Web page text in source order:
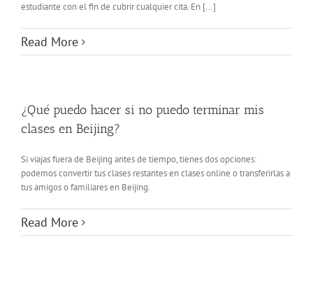
estudiante con el fin de cubrir cualquier cita. En [...]
Read More
¿Qué puedo hacer si no puedo terminar mis
clases en Beijing?
Si viajas fuera de Beijing antes de tiempo, tienes dos opciones:
podemos convertir tus clases restantes en clases online o transferirlas a
tus amigos o familiares en Beijing.
Read More